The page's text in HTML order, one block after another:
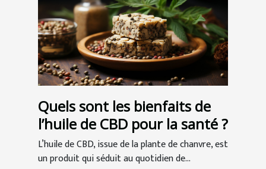
Quels sont les bienfaits de
l’huile de CBD pour la santé ?
L’huile de CBD, issue de la plante de chanvre, est
un produit qui séduit au quotidien de...